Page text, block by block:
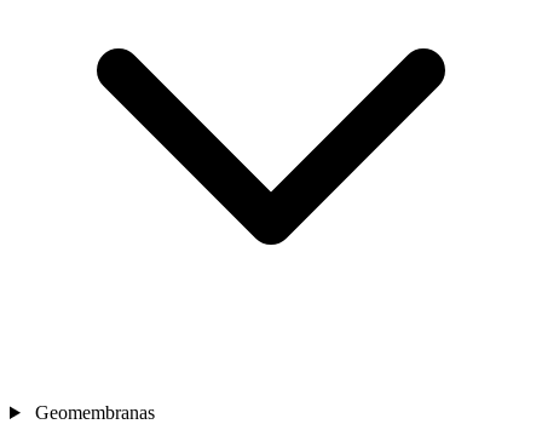
Geomembranas